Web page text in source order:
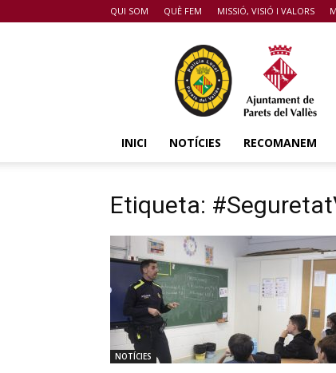
QUI SOM QUÈ FEM MISSIÓ, VISIÓ I VALORS
POLICIA
PARETS
INICI
NOTÍCIES RECOMANEM
Etiqueta:
NOTÍCIES